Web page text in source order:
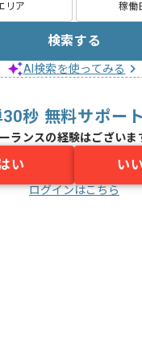
リア 稼働
検索する
AI検索を使ってみる
秒 無料サポー
ランスの経験はございま
い い
ログインはこちら